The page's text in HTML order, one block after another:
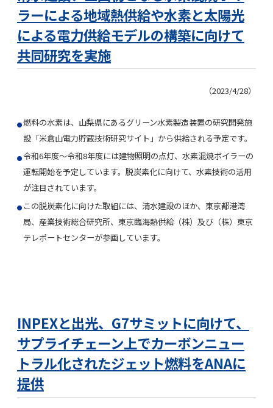
ラーによる地域熱供給や水素と太陽光
による電力供給モデルの構築に向けて
共同研究を実施
（2023/4/28）
燃料の水素は、山梨県にあるグリーン水素製造装置の研究開発施
設「米倉山電力貯蔵技術研究サイト」から供給される予定です。
令和6年度～令和8年度には建物照明の点灯、水素混焼ボイラーの
運転開始を予定しています。脱炭素化に向けて、水素技術の活用
が注目されています。
この脱炭素化に向けた取組には、清水建設のほか、東京都港湾
局、産業技術総合研究所、東京臨海熱供給（株）及び（株）東京
テレポートセンターが参画しています。
INPEXと出光、G7サミットに向けて、
サプライチェーン上でカーボンニュー
トラル化されたジェット燃料をANAに
提供